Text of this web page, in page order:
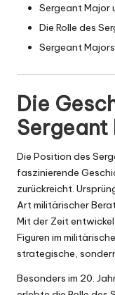
Sergeant Major
Die Rolle des
Sergeant
Die
Sergeant
Die Position des
faszinierende
zurückreicht.
Art militärischer
Mit der Zeit
Figuren im
strategische,
Besonders im 20.